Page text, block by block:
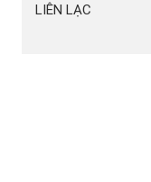
LIÊN LẠC